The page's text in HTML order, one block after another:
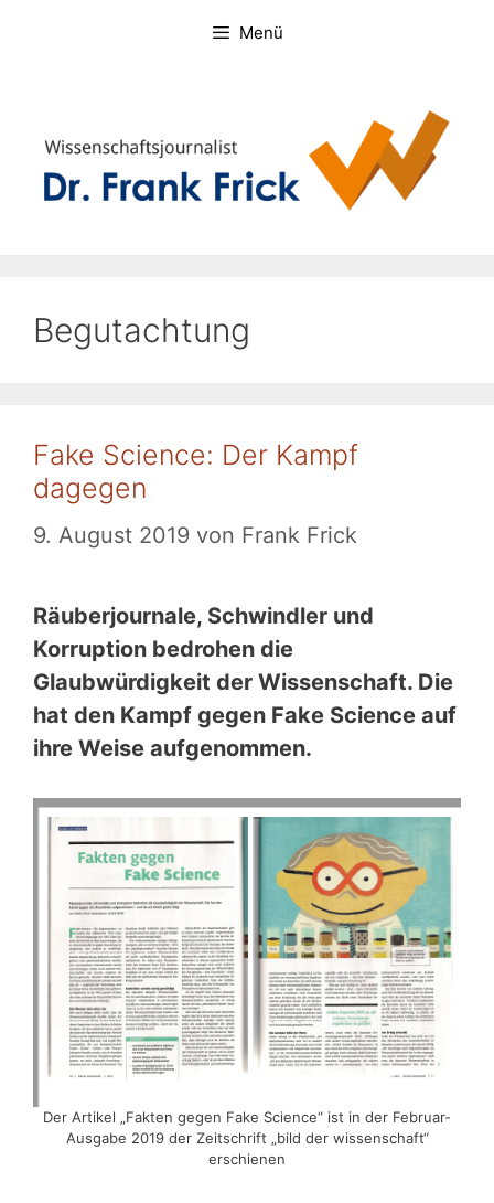
Menü
Begutachtung
Fake Science: Der Kampf
dagegen
9. August 2019 von Frank Frick
Räuberjournale, Schwindler und
Korruption bedrohen die
Glaubwürdigkeit der Wissenschaft. Die
hat den Kampf gegen Fake Science auf
ihre Weise aufgenommen.
Der Artikel „Fakten gegen Fake Science“ ist in der Februar-
Ausgabe 2019 der Zeitschrift „bild der wissenschaft“
erschienen